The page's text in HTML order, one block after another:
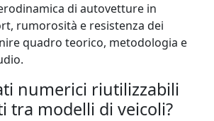
di autovetture in
rumorosità e resistenza dei
quadro teorico, metodologia e
numerici riutilizzabili
tra modelli di veicoli?